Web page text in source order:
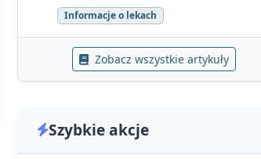
Informacje o lekach
Zobacz wszystkie artykuły
Szybkie akcje